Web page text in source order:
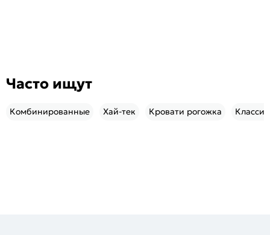
Часто ищут
Комбинированные Хай-тек Кровати рогожка